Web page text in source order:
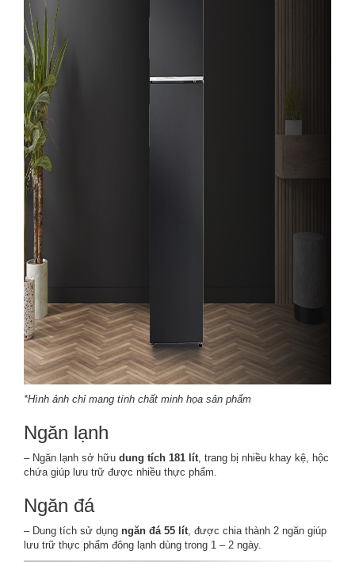
*Hình ảnh chỉ mang tính chất minh họa sản phẩm
Ngăn lạnh
– Ngăn lạnh sở hữu dung tích 181 lít, trang bị nhiều khay kệ, hộc
chứa giúp lưu trữ được nhiều thực phẩm.
Ngăn đá
– Dung tích sử dụng ngăn đá 55 lít, được chia thành 2 ngăn giúp
lưu trữ thực phẩm đông lạnh dùng trong 1 – 2 ngày.